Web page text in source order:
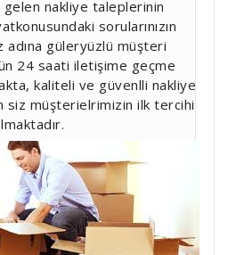
nakliye taleplerinin
sorularınızın
adına güleryüzlü müşteri
24 saati iletişime geçme
kaliteli ve güvenlli nakliye
siz müşterielrimizin ilk tercihi